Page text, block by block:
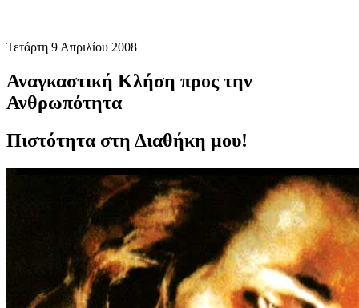
Τετάρτη 9 Απριλίου 2008
Αναγκαστική Κλήση προς την
Ανθρωπότητα
Πιστότητα στη Διαθήκη μου!